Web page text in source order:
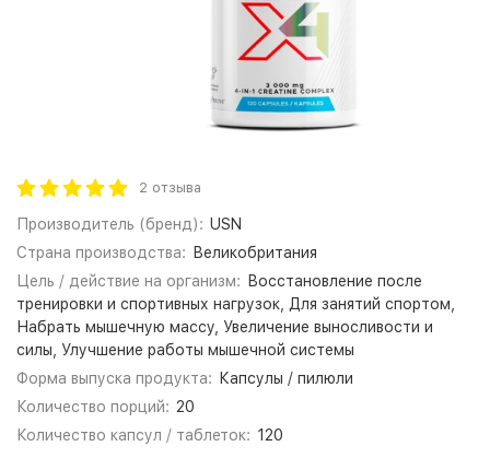
2 отзыва
Производитель (бренд): USN
Страна производства:
Великобритания
Цель / действие на организм:
Восстановление после
тренировки и спортивных нагрузок, Для занятий спортом,
Набрать мышечную массу, Увеличение выносливости и
силы, Улучшение работы мышечной системы
Форма выпуска продукта:
Капсулы / пилюли
Количество порций: 20
Количество капсул / таблеток: 120